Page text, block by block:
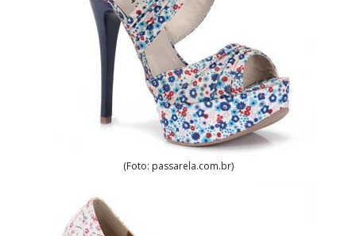
(Foto: passarela.com.br)